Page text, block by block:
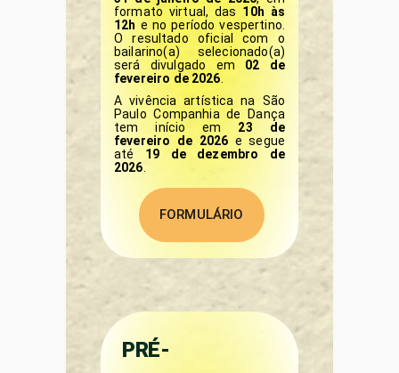
formato virtual, das 10h às
12h e no período vespertino.
O resultado oficial com o
bailarino(a) selecionado(a)
será divulgado em 02 de
fevereiro de 2026
A vivência artística na São
Paulo Companhia de Dança
tem início em 23 de
fevereiro de 2026 e segue
até 19 de dezembro de
2026
FORMULÁRIO
PRÉ-